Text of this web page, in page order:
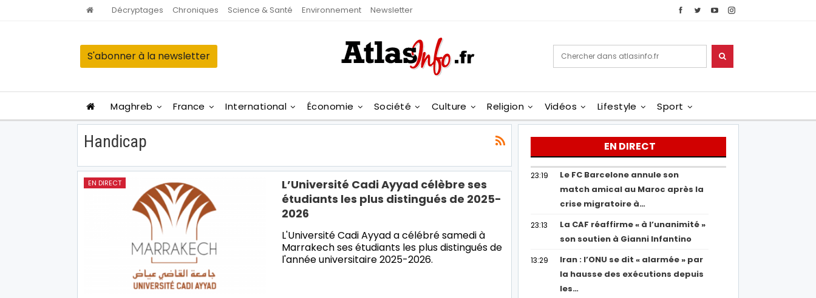
Décryptages Chroniques Science & Santé Environnement Newsletter
S'abonner à la newsletter
Maghreb France International Économie Société Culture Religion Vidéos Lifestyle Sport
Handicap
EN DIRECT
L’Université Cadi Ayyad célèbre ses
étudiants les plus distingués de 2025-
2026
L'Université Cadi Ayyad a célébré samedi à
Marrakech ses étudiants les plus distingués de
l'année universitaire 2025-2026.
EN DIRECT
23:19
Le FC Barcelone annule son
match amical au Maroc après la
crise migratoire à…
23:13
La CAF réaffirme « à l’unanimité »
son soutien à Gianni Infantino
13:29
Iran : l’ONU se dit « alarmée » par
la hausse des exécutions depuis
les…